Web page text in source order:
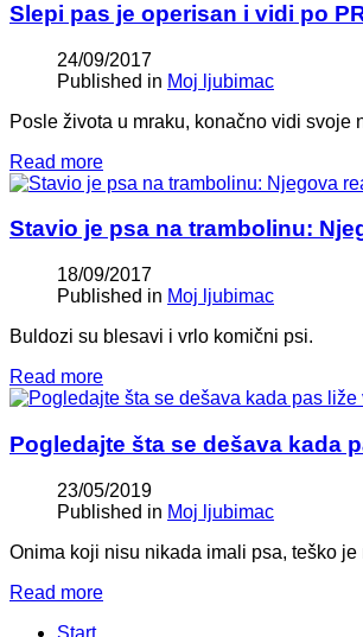
Slepi pas je operisan i vidi po
24/09/2017
Published in Moj ljubimac
Posle života u mraku, konačno vidi svoje
Read more
Stavio je psa na trambolinu:
18/09/2017
Published in Moj ljubimac
Buldozi su blesavi i vrlo komični psi.
Read more
Pogledajte šta se dešava kada
23/05/2019
Published in Moj ljubimac
Onima koji nisu nikada imali psa, teško
Read more
Start